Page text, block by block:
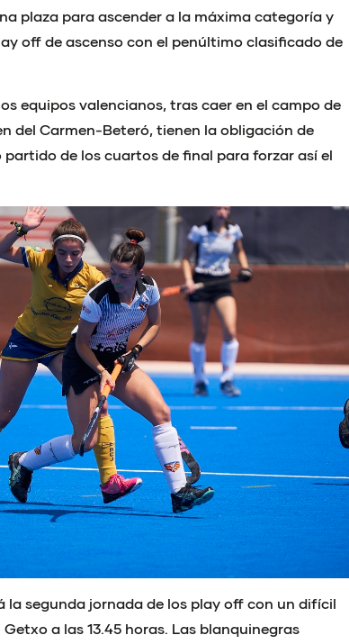
plaza para ascender a la máxima categoría y
off de ascenso con el penúltimo clasificado de
equipos valencianos, tras caer en el campo de
del Carmen-Beteró, tienen la obligación de
de los cuartos de final para forzar así el
la segunda jornada de los play off con un difícil
a las 13.45 horas. Las blanquinegras